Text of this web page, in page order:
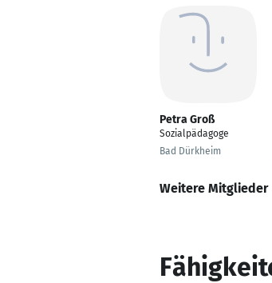
Petra Groß
Sozialpädagoge
Bad Dürkheim
Weitere Mitglieder